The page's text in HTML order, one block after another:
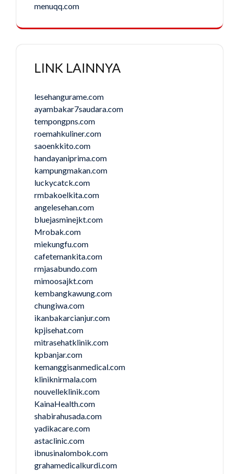
menuqq.com
LINK LAINNYA
lesehangurame.com
ayambakar7saudara.com
tempongpns.com
roemahkuliner.com
saoenkkito.com
handayaniprima.com
kampungmakan.com
luckycatck.com
rmbakoelkita.com
angelesehan.com
bluejasminejkt.com
Mrobak.com
miekungfu.com
cafetemankita.com
rmjasabundo.com
mimoosajkt.com
kembangkawung.com
chungiwa.com
ikanbakarcianjur.com
kpjisehat.com
mitrasehatklinik.com
kpbanjar.com
kemanggisanmedical.com
kliniknirmala.com
nouvelleklinik.com
KainaHealth.com
shabirahusada.com
yadikacare.com
astaclinic.com
ibnusinalombok.com
grahamedicalkurdi.com